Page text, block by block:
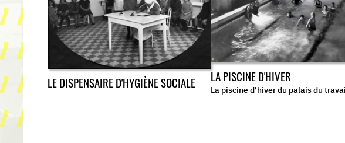
LE DISPENSAIRE D'HYGIÈNE SOCIALE LA PISCINE D'HIVER
La piscine d'hiver du palais du